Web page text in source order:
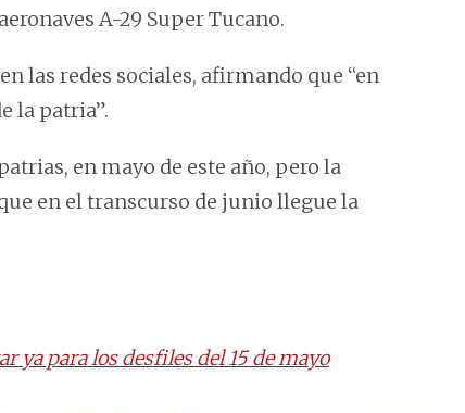
A-29 Super Tucano.
las redes sociales, afirmando que “en
la patria”.
en mayo de este año, pero la
en el transcurso de junio llegue la
ya para los desfiles del 15 de mayo